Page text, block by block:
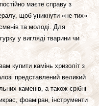
маєте справу з
щоб уникнути «не тих»
та молоді. Для
у вигляді тварини чи
купити камінь хризоліт з
представлений великий
каменів, а також срібні
фоаміран, інструменти